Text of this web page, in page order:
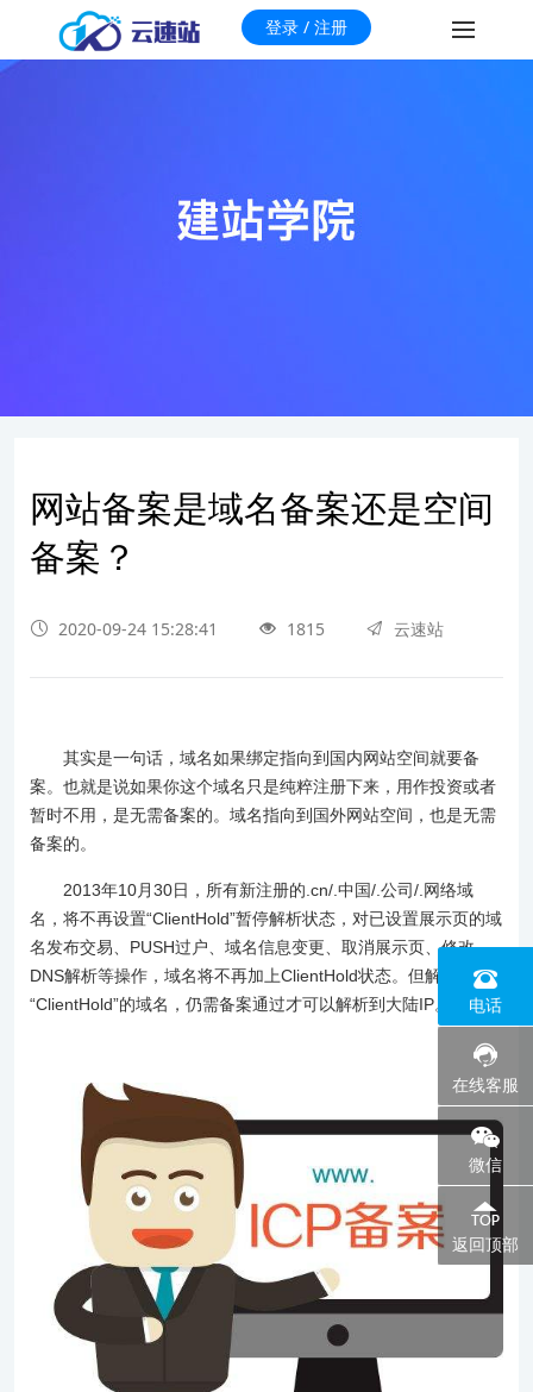
登录 / 注册
网站备案是域名备案还是空间
备案？
2020-09-24 15:28:41 1815 云速站
其实是一句话，域名如果绑定指向到国内网站空间就要备
案。也就是说如果你这个域名只是纯粹注册下来，用作投资或者
暂时不用，是无需备案的。域名指向到国外网站空间，也是无需
备案的。
2013年10月30日，所有新注册的.cn/.中国/.公司/.网络域
名，将不再设置“ClientHold”暂停解析状态，对已设置展示页的域
名发布交易、PUSH过户、域名信息变更、取消展示页、修改
DNS解析等操作，域名将不再加上ClientHold状态。但解除
“ClientHold”的域名，仍需备案通过才可以解析到大陆IP。
电话
在线客服
微信
返回顶部